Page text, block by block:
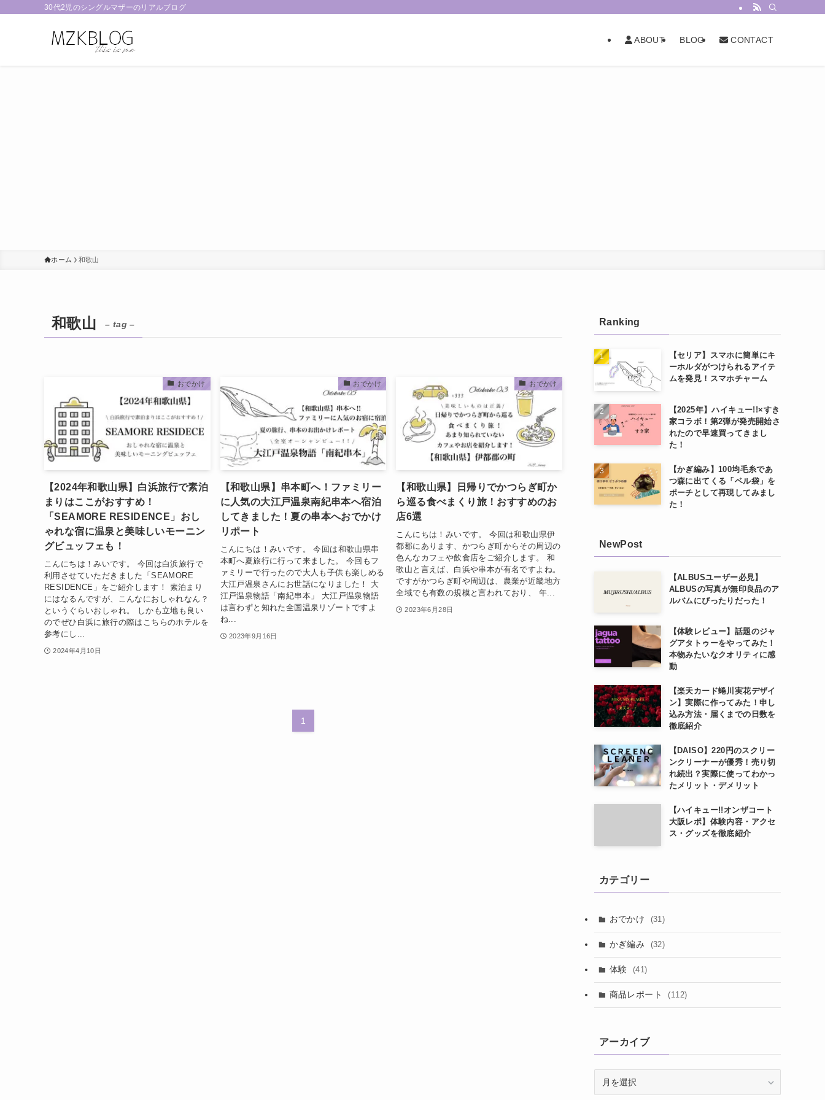
30代2児のシングルマザーのリアルブログ
ABOUT BLOG CONTACT
ホーム 和歌山
和歌山 – tag –
おでかけ
【2024年和歌山県】白浜旅行で素泊
まりはここがおすすめ！
「SEAMORE RESIDENCE」おし
ゃれな宿に温泉と美味しいモーニン
グビュッフェも！
こんにちは！みいです。 今回は白浜旅行で
利用させていただきました「SEAMORE
RESIDENCE」をご紹介します！ 素泊まり
にはなるんですが、こんなにおしゃれなん？
というぐらいおしゃれ。 しかも立地も良い
のでぜひ白浜に旅行の際はこちらのホテルを
参考にし...
2024年4月10日
おでかけ
【和歌山県】串本町へ！ファミリー
に人気の大江戸温泉南紀串本へ宿泊
してきました！夏の串本へおでかけ
リポート
こんにちは！みいです。 今回は和歌山県串
本町へ夏旅行に行って来ました。 今回もフ
ァミリーで行ったので大人も子供も楽しめる
大江戸温泉さんにお世話になりました！ 大
江戸温泉物語「南紀串本」 大江戸温泉物語
は言わずと知れた全国温泉リゾートですよ
ね...
2023年9月16日
おでかけ
【和歌山県】日帰りでかつらぎ町か
ら巡る食べまくり旅！おすすめのお
店6選
こんにちは！みいです。 今回は和歌山県伊
都郡にあります、かつらぎ町からその周辺の
色んなカフェや飲食店をご紹介します。 和
歌山と言えば、白浜や串本が有名ですよね。
ですがかつらぎ町や周辺は、農業が近畿地方
全域でも有数の規模と言われており、 年...
2023年6月28日
1
Ranking
【セリア】スマホに簡単にキ
ーホルダがつけられるアイテ
ムを発見！スマホチャーム
【2025年】ハイキュー!!×すき
家コラボ！第2弾が発売開始さ
れたので早速買ってきまし
た！
【かぎ編み】100均毛糸であ
つ森に出てくる「ベル袋」を
ポーチとして再現してみまし
た！
NewPost
【ALBUSユーザー必見】
ALBUSの写真が無印良品のア
ルバムにぴったりだった！
【体験レビュー】話題のジャ
グアタトゥーをやってみた！
本物みたいなクオリティに感
動
【楽天カード蜷川実花デザイ
ン】実際に作ってみた！申し
込み方法・届くまでの日数を
徹底紹介
【DAISO】220円のスクリー
ンクリーナーが優秀！売り切
れ続出？実際に使ってわかっ
たメリット・デメリット
【ハイキュー!!オンザコート
大阪レポ】体験内容・アクセ
ス・グッズを徹底紹介
カテゴリー
おでかけ (31)
かぎ編み (32)
体験 (41)
商品レポート (112)
アーカイブ